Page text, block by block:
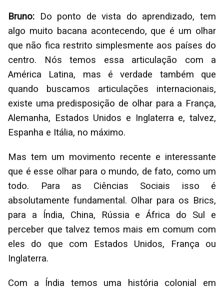
Bruno: Do ponto de vista do aprendizado, tem
algo muito bacana acontecendo, que é um olhar
que não fica restrito simplesmente aos países do
centro. Nós temos essa articulação com a
América Latina, mas é verdade também que
quando buscamos articulações internacionais,
existe uma predisposição de olhar para a França,
Alemanha, Estados Unidos e Inglaterra e, talvez,
Espanha e Itália, no máximo.
Mas tem um movimento recente e interessante
que é esse olhar para o mundo, de fato, como um
todo. Para as Ciências Sociais isso é
absolutamente fundamental. Olhar para os Brics,
para a Índia, China, Rússia e África do Sul e
perceber que talvez temos mais em comum com
eles do que com Estados Unidos, França ou
Inglaterra.
Com a Índia temos uma história colonial em